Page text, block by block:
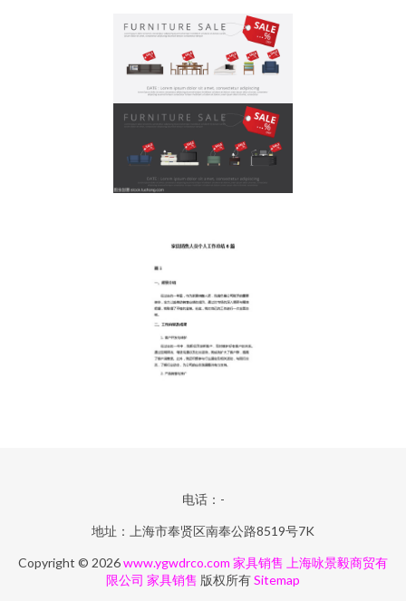
电话：-
地址：上海市奉贤区南奉公路8519号7K
Copyright © 2026www.ygwdrco.com 家具销售 上海咏景毅商贸有
限公司 家具销售 版权所有Sitemap